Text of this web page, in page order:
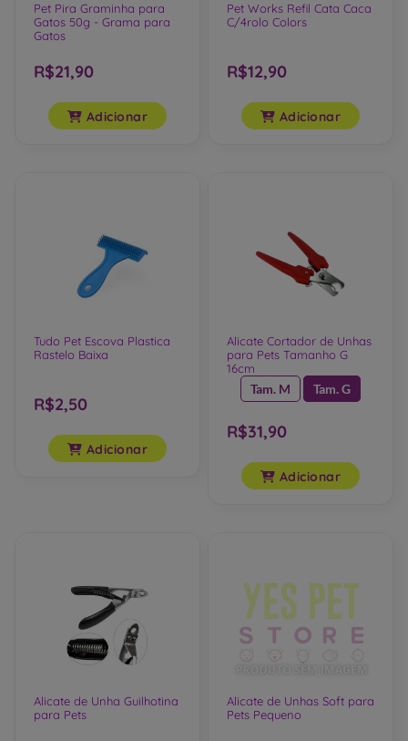
Pet Pira Graminha para
Gatos 50g - Grama para
Gatos
R$21,90
Adicionar
Pet Works Refil Cata Caca
C/4rolo Colors
R$12,90
Adicionar
Tudo Pet Escova Plastica
Rastelo Baixa
R$2,50
Adicionar
Alicate Cortador de Unhas
para Pets Tamanho G
16cm
Tam. M Tam. G
R$31,90
Adicionar
Alicate de Unha Guilhotina
para Pets
Alicate de Unhas Soft para
Pets Pequeno